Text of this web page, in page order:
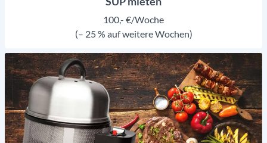
100,- €/Woche
(– 25 % auf weitere Wochen)